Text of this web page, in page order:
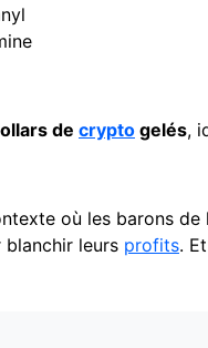
de crypto gelés,
où les barons
blanchir leurs profits.